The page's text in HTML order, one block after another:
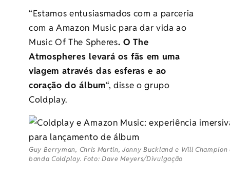
“Estamos entusiasmados com a parceria
com a Amazon Music para dar vida ao
Music Of The Spheres. O The
Atmospheres levará os fãs em uma
viagem através das esferas e ao
coração do álbum“, disse o grupo
Coldplay.
Guy Berryman, Chris Martin, Jonny Buckland e Will Champion
banda Coldplay. Foto: Dave Meyers/Divulgação